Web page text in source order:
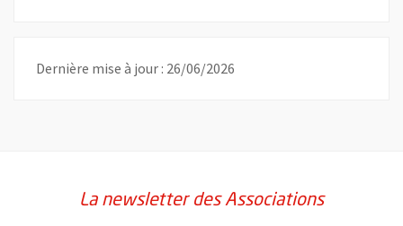
Dernière mise à jour : 26/06/2026
La newsletter des Associations